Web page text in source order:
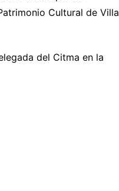
Cultural de Villa
del Citma en la